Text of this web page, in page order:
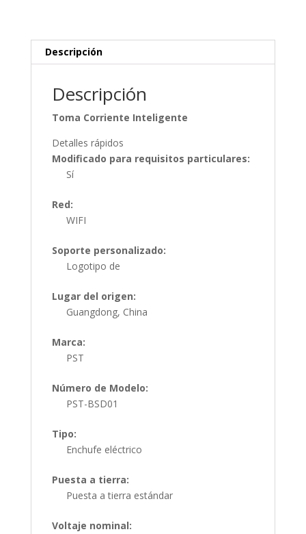
Descripción
Descripción
Toma Corriente Inteligente
Detalles rápidos
Modificado para requisitos particulares:
Sí
Red:
WIFI
Soporte personalizado:
Logotipo de
Lugar del origen:
Guangdong, China
Marca:
PST
Número de Modelo:
PST-BSD01
Tipo:
Enchufe eléctrico
Puesta a tierra:
Puesta a tierra estándar
Voltaje nominal: